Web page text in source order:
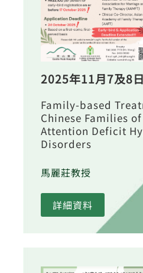
2025年11月7及8日
Family-based
Chinese Families
Attention Deficit
Disorders
馬麗莊教授
詳細資料